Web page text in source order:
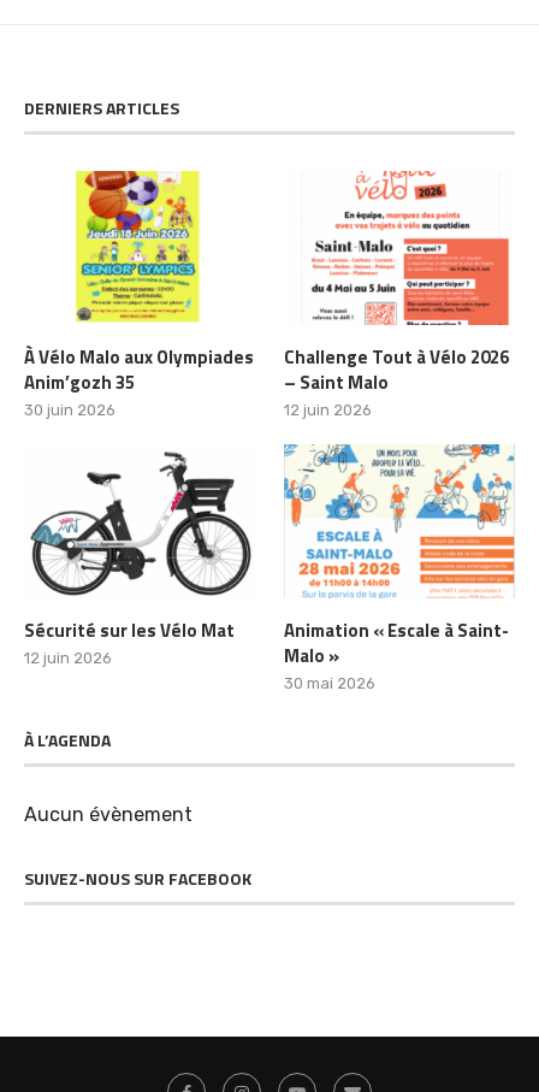
DERNIERS ARTICLES
À Vélo Malo aux Olympiades
Anim’gozh 35
30 juin 2026
Challenge Tout à Vélo 2026
– Saint Malo
12 juin 2026
Sécurité sur les Vélo Mat
12 juin 2026
Animation « Escale à Saint-
Malo »
30 mai 2026
À L’AGENDA
Aucun évènement
SUIVEZ-NOUS SUR FACEBOOK